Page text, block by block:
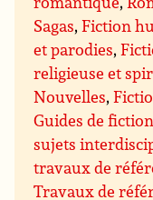
Sagas,Fiction
et parodies,
religieuse et
Nouvelles,
Guides de fiction
sujets
travaux de
Travaux de